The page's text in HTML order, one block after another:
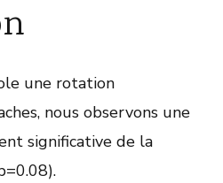
une rotation
nous observons une
significative de la